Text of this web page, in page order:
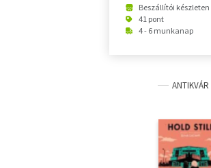
Beszállítói készleten
41 pont
4 - 6 munkanap
ANTIKVÁR